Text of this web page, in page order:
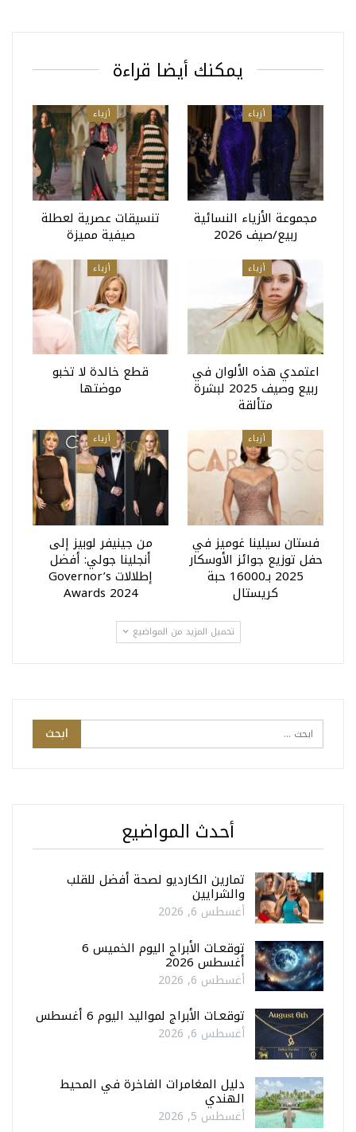
يمكنك أيضا قراءة
أزياء
مجموعة الأزياء النسائية
ربيع/صيف 2026
أزياء
تنسيقات عصرية لعطلة
صيفية مميزة
أزياء
اعتمدي هذه الألوان في
ربيع وصيف 2025 لبشرة
متألقة
أزياء
قطع خالدة لا تخبو
موضتها
أزياء
فستان سيلينا غوميز في
حفل توزيع جوائز الأوسكار
2025 بـ16000 حبة
كريستال
أزياء
من جينيفر لوبيز إلى
أنجلينا جولي: أفضل
إطلالات Governor’s
Awards 2024
تحميل المزيد من المواضيع
أحدث المواضيع
تمارين الكارديو لصحة أفضل للقلب
والشرايين
أغسطس 6, 2026
توقعـات الأبراج اليوم الخميس 6
أغسطس 2026
أغسطس 6, 2026
توقعـات الأبراج لمواليد اليوم 6 أغسطس
أغسطس 6, 2026
دليل المغامرات الفاخرة في المحيط
الهندي
أغسطس 5, 2026